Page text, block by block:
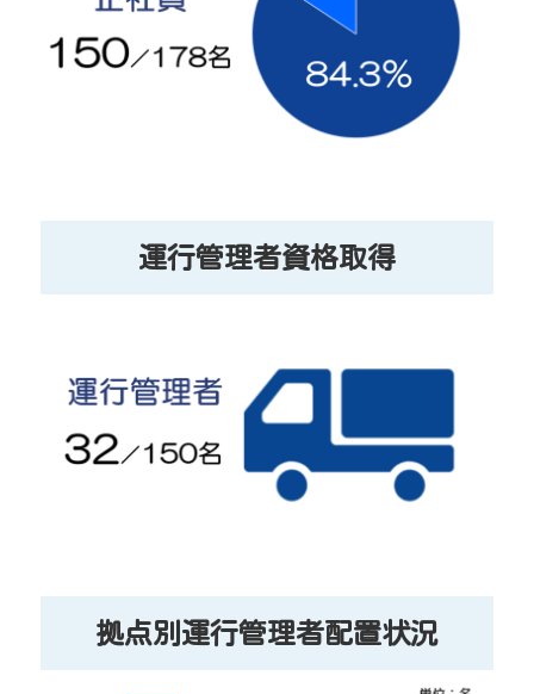
運行管理者資格取得
拠点別運行管理者配置状況